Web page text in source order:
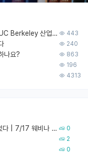
Korea University 수학, 컴퓨터과학 이학사, UC Berkeley 산업공학 대학원 공학박사가 되는 것은 쉽지 않겠죠? 443
240
나요? 863
196
4313
펀딩 취소로 시작된 재수, 바뀐 건 서류 6장이었다 | 7/17 웨비나 회고 0
2
0